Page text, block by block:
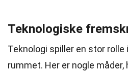
Teknologiske
Teknologi spiller en stor
rummet. Her er nogle